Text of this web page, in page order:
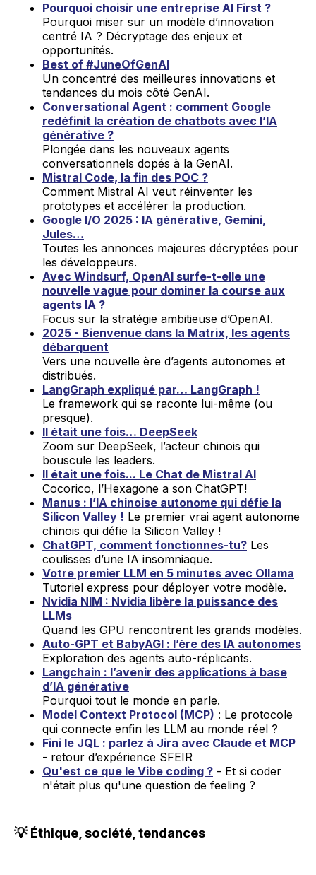
Pourquoi choisir une entreprise AI First ?
Pourquoi miser sur un modèle d’innovation
centré IA ? Décryptage des enjeux et
opportunités.
Best of #JuneOfGenAI
Un concentré des meilleures innovations et
tendances du mois côté GenAI.
Conversational Agent : comment Google
redéfinit la création de chatbots avec l’IA
générative ?
Plongée dans les nouveaux agents
conversationnels dopés à la GenAI.
Mistral Code, la fin des POC ?
Comment Mistral AI veut réinventer les
prototypes et accélérer la production.
Google I/O 2025 : IA générative, Gemini,
Jules…
Toutes les annonces majeures décryptées pour
les développeurs.
Avec Windsurf, OpenAI surfe-t-elle une
nouvelle vague pour dominer la course aux
agents IA ?
Focus sur la stratégie ambitieuse d’OpenAI.
2025 - Bienvenue dans la Matrix, les agents
débarquent
Vers une nouvelle ère d’agents autonomes et
distribués.
LangGraph expliqué par… LangGraph !
Le framework qui se raconte lui-même (ou
presque).
Il était une fois… DeepSeek
Zoom sur DeepSeek, l’acteur chinois qui
bouscule les leaders.
Il était une fois... Le Chat de Mistral AI
Cocorico, l’Hexagone a son ChatGPT!
Manus : l’IA chinoise autonome qui défie la
Silicon Valley ! Le premier vrai agent autonome
chinois qui défie la Silicon Valley !
ChatGPT, comment fonctionnes-tu? Les
coulisses d’une IA insomniaque.
Votre premier LLM en 5 minutes avec Ollama
Tutoriel express pour déployer votre modèle.
Nvidia NIM : Nvidia libère la puissance des
LLMs
Quand les GPU rencontrent les grands modèles.
Auto-GPT et BabyAGI : l’ère des IA autonomes
Exploration des agents auto-réplicants.
Langchain : l’avenir des applications à base
d’IA générative
Pourquoi tout le monde en parle.
Model Context Protocol (MCP) : Le protocole
qui connecte enfin les LLM au monde réel ?
Fini le JQL : parlez à Jira avec Claude et MCP
- retour d’expérience SFEIR
Qu'est ce que le Vibe coding ? - Et si coder
n'était plus qu'une question de feeling ?
💡 Éthique, société, tendances